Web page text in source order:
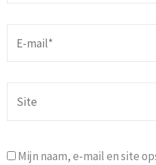
mail*
Mijn naam, e-mail en site